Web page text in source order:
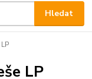
Hledat
LP